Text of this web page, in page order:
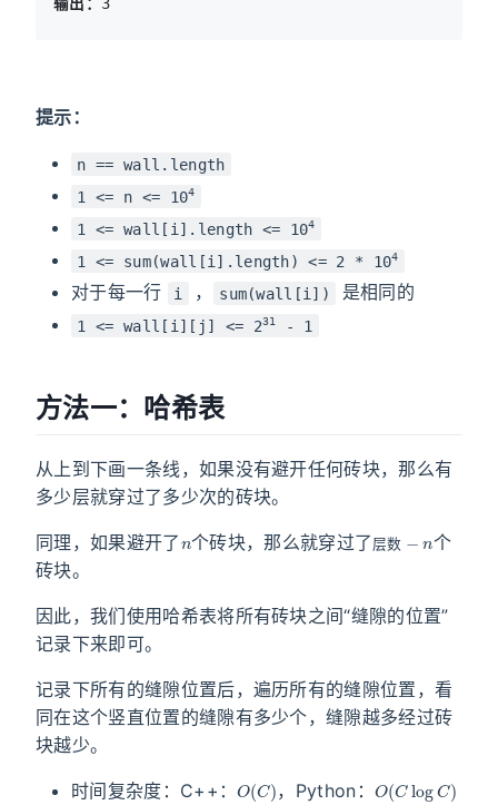
提示：
n == wall.length
1 <= n <= 104
1 <= wall[i].length <= 104
1 <= sum(wall[i].length) <= 2 * 104
对于每一行 i ， sum(wall[i]) 是相同的
1 <= wall[i][j] <= 231 - 1
方法一：哈希表
从上到下画一条线，如果没有避开任何砖块，那么有
多少层就穿过了多少次的砖块。
同理，如果避开了 个砖块，那么就穿过了 层 数
个
砖块。
因此，我们使用哈希表将所有砖块之间“缝隙的位置”
记录下来即可。
记录下所有的缝隙位置后，遍历所有的缝隙位置，看
同在这个竖直位置的缝隙有多少个，缝隙越多经过砖
块越少。
时间复杂度：C++： ，Python：